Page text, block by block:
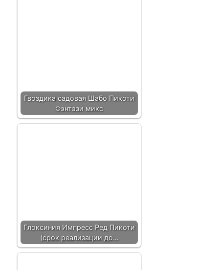
Гвоздика садовая Шабо Пикоти
Фэнтэзи микс
Глоксиния Импресс Ред Пикоти
(срок реализации до…